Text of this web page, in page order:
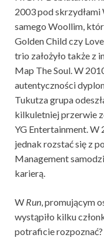
2003 pod
samego Woollim,
Golden Child czy
trio założyło także z
Map The Soul. W
autentyczności
Tukutza grupa
kilkuletniej przerwie
YG Entertainment. W
jednak rozstać się z
Management
karierą.
W Run, promującym
wystąpiło kilku
potraficie rozpoznać?